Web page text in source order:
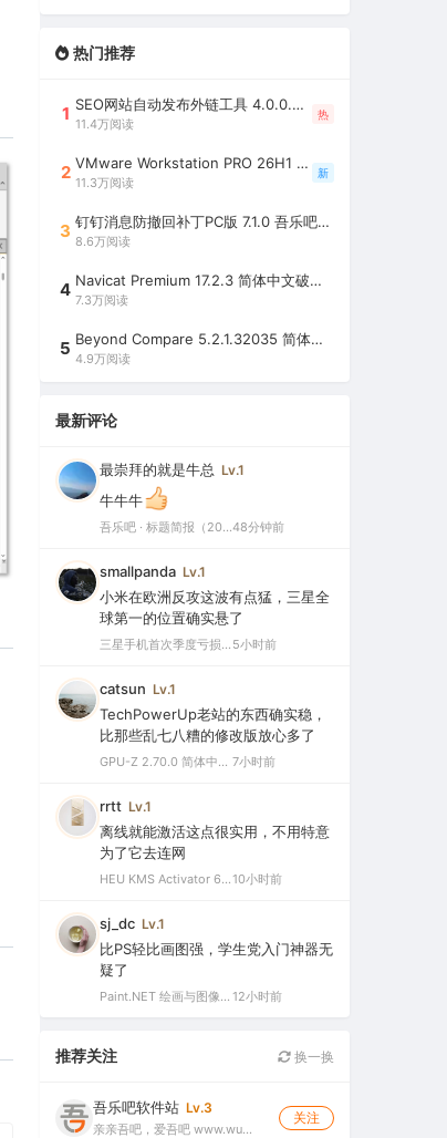
热门推荐
1 SEO网站自动发布外链工具 4.0.0.0 吾乐吧优化版（智能代理狂刷外链）
11.4万阅读
热
2 VMware Workstation PRO 26H1 中文精简安装注册版 / 完整版（最好用的虚拟机软件）
11.3万阅读
新
3 钉钉消息防撤回补丁PC版 7.1.0 吾乐吧优化版（支持消息防撤回+钉钉多开+支持消息永不已读+去除钉钉水印）
8.6万阅读
4 Navicat Premium 17.2.3 简体中文破解版（多重数据库管理工具）
7.3万阅读
5 Beyond Compare 5.2.1.32035 简体中文注册版（超强文件/夹比较工具）
4.9万阅读
最新评论
最崇拜的就是牛总 Lv.1
牛牛牛
吾乐吧 · 标题简报（2026-08-08）48分钟前
smallpanda Lv.1
小米在欧洲反攻这波有点猛，三星全
球第一的位置确实悬了
三星手机首次季度亏损，中国市场仅剩0.1%份额背后的三大败因 5小时前
catsun Lv.1
TechPowerUp老站的东西确实稳，
比那些乱七八糟的修改版放心多了
GPU-Z 2.70.0 简体中文汉化版（显卡测试专业的软件） 7小时前
rrtt Lv.1
离线就能激活这点很实用，不用特意
为了它去连网
HEU KMS Activator 64.0 简体中文版（支持激活最新版Windows/Office离线永久激活）10小时前
sj_dc Lv.1
比PS轻比画图强，学生党入门神器无
疑了
Paint.NET 绘画与图像处理软件 v5.1.12 官方版（Windows 免费开源图像编辑工具） 12小时前
推荐关注 换一换
吾乐吧软件站 Lv.3
亲亲吾吧，爱吾吧 www.wu…
关注